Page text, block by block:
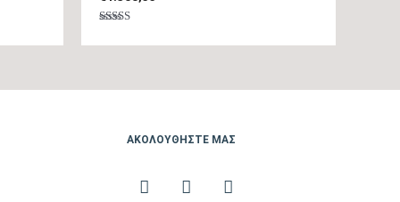
με
ΑΚΟΛΟΥΘΗΣΤΕ ΜΑΣ